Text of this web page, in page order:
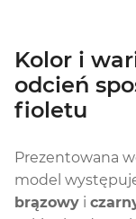
Kolor i
odcień
fioletu
Prezentowana
model
brązowy i